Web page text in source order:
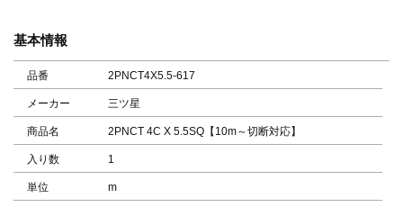
基本情報
品番 2PNCT4X5.5-617
メーカー 三ツ星
商品名 2PNCT 4C X 5.5SQ【10m～切断対応】
入り数 1
単位 m